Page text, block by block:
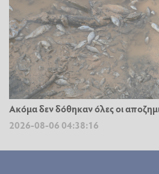
Ακόμα δεν δόθηκαν όλες οι
2026-08-06 04:38:16